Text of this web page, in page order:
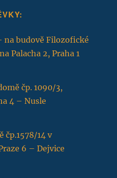
na budově Filozofické
Palacha 2, Praha 1
čp. 1090/3,
4 – Nusle
čp.1578/14 v
6 – Dejvice